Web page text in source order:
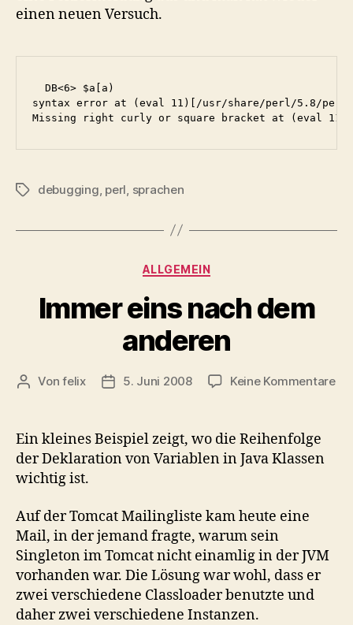
einen neuen Versuch.
  DB<6> $a[a)
syntax error at (eval 11)[/usr/share/perl/5.8/
Schlagwörter
debugging perl sprachen
Kategorien
ALLGEMEIN
Immer eins nach dem
anderen
Beitragsautor
Vonfelix Veröffentlichungsdatum
5. Juni 2008 Keine Kommentarezu
Ein kleines Beispiel zeigt, wo die Reihenfolge
der Deklaration von Variablen in Java Klassen
wichtig ist.
Auf der Tomcat Mailingliste kam heute eine
Mail, in der jemand fragte, warum sein
Singleton im Tomcat nicht einamlig in der JVM
vorhanden war. Die Lösung war wohl, dass er
zwei verschiedene Classloader benutzte und
daher zwei verschiedene Instanzen.